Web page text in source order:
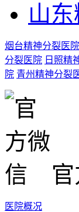
山
烟台精神分裂医院
分裂医院 日照精
院 青州精神分裂
医院概况